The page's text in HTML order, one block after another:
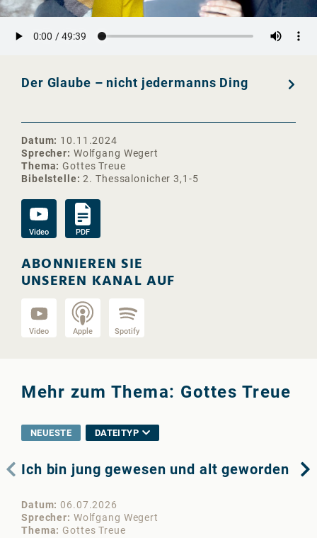
Der Glaube – nicht jedermanns Ding
Datum
10.11.2024
Sprecher
Wolfgang Wegert
Thema
Gottes Treue
Bibelstelle 2. Thessalonicher 3,1-5
Video PDF
ABONNIEREN SIE
UNSEREN KANAL AUF
Video Apple Spotify
Mehr zum Thema: Gottes Treue
NEUESTE DATEITYP
Ich bin jung gewesen und alt geworden
Datum 06.07.2026
Sprecher
Wolfgang Wegert
Thema
Gottes Treue